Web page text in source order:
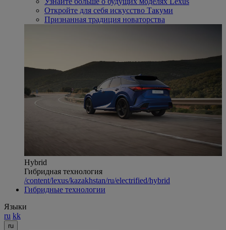
Откройте для себя искусство Такуми
Признанная традиция новаторства
Hybrid
Гибридная технология
/content/lexus/kazakhstan/ru/electrified/hybrid
Гибридные технологии
Языки
ru kk
ru